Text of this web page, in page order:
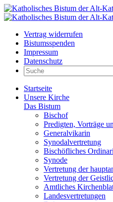
Vertrag widerrufen
Bistumsspenden
Impressum
Datenschutz
Startseite
Unsere Kirche
Das Bistum
Bischof
Predigten, Vorträge
Generalvikarin
Synodalvertretung
Bischöfliches
Synode
Vertretung der
Vertretung der
Amtliches
Landesvertretungen